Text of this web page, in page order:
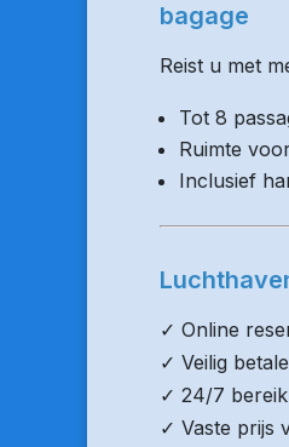
bagage
Reist u met
Tot 8
Ruimte
Inclusief
✓ Online
✓ Veilig
✓ 24/7
✓ Vaste prijs